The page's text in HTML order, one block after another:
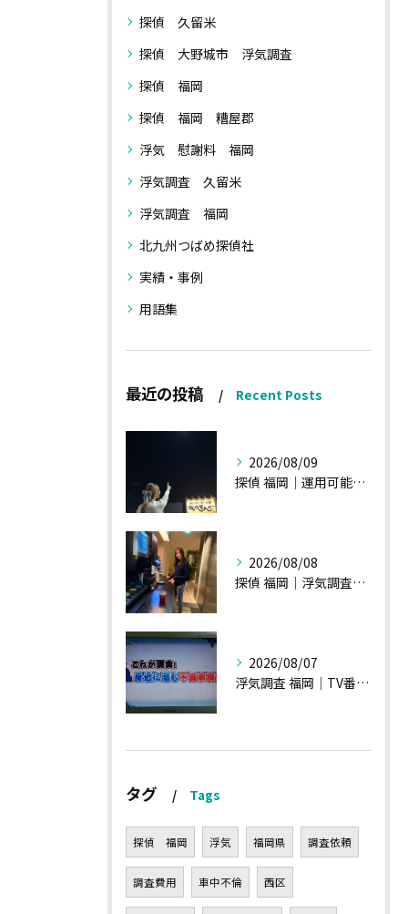
探偵 久留米
探偵 大野城市 浮気調査
探偵 福岡
探偵 福岡 糟屋郡
浮気 慰謝料 福岡
浮気調査 久留米
浮気調査 福岡
北九州つばめ探偵社
実績・事例
用語集
最近の投稿 Recent Posts
2026/08/09
探偵 福岡｜運用可能な報告書②
2026/08/08
探偵 福岡｜浮気調査、諸状況、そして雑談へ
2026/08/07
浮気調査 福岡｜TV番組15分間の特集の時のお話①
タグ Tags
探偵 福岡 浮気 福岡県 調査依頼
調査費用 車中不倫 西区